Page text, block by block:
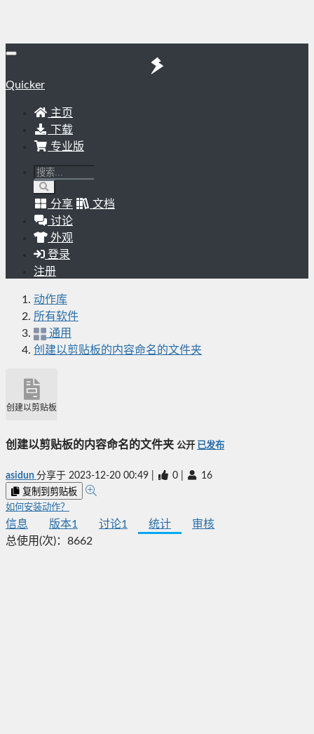
Quicker
主页
下载
专业版
分享
文档
讨论
外观
登录
注册
动作库
所有软件
通用
创建以剪贴板的内容命名的文件夹
创建以剪贴板的内容命名的文件夹
创建以剪贴板的内容命名的文件夹 公开 已发布
asidun 分享于 2023-12-20 00:49 0 16
复制到剪贴板
如何安装动作？
信息 版本1 讨论1 统计
审核
总使用(次)： 8662